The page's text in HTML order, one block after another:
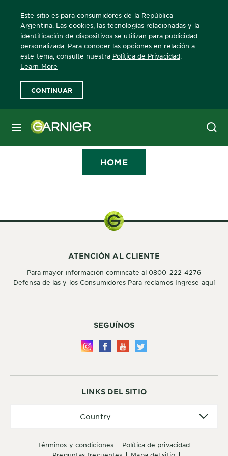
Este sitio es para consumidores de la República
Argentina. Las cookies, las tecnologías relacionadas y la
identificación de dispositivos se utilizan para publicidad
personalizada. Para conocer las opciones en relación a
este tema, consulte nuestra Política de Privacidad
Learn More
CONTINUAR
MENÚ
Thank you for
registering on
Garnier.com
You can now access all the features of the
HOME
LINKS DEL SITIO
términos y condiciones
política de privacidad
Country
SEGUÍNOS
ATENCIÓN AL CLIENTE
Para mayor información comincate al 0800-222-4276
Defensa de las y los Consumidores Para reclamos Ingrese aquí